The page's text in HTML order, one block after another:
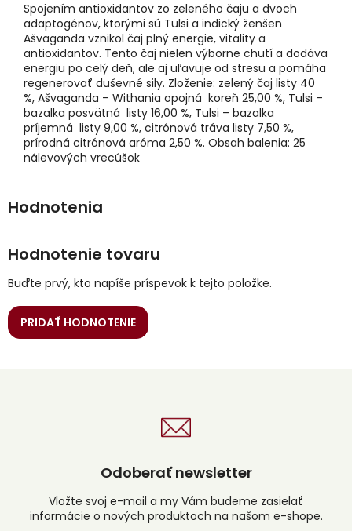
Spojením antioxidantov zo zeleného čaju a dvoch
adaptogénov, ktorými sú Tulsi a indický ženšen
Ašvaganda vznikol čaj plný energie, vitality a
antioxidantov. Tento čaj nielen výborne chutí a dodáva
energiu po celý deň, ale aj uľavuje od stresu a pomáha
regenerovať duševné sily. Zloženie: zelený čaj listy 40
%, Ašvaganda – Withania opojná koreň 25,00 %, Tulsi –
bazalka posvätná listy 16,00 %, Tulsi – bazalka
príjemná listy 9,00 %, citrónová tráva listy 7,50 %,
prírodná citrónová aróma 2,50 %. Obsah balenia: 25
nálevových vrecúšok
Hodnotenie tovaru
Buďte prvý, kto napíše príspevok k tejto položke.
PRIDAŤ HODNOTENIE
Odoberať newsletter
Vložte svoj e-mail a my Vám budeme zasielať
informácie o nových produktoch na našom e-shope.